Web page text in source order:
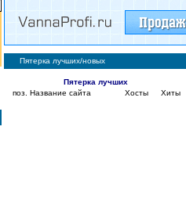
Пятерка лучших/новых
Пятерка лучших
поз. Название сайта Хосты Хиты